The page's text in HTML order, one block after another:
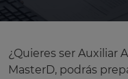
¿Quieres ser Auxiliar
MasterD, podrás